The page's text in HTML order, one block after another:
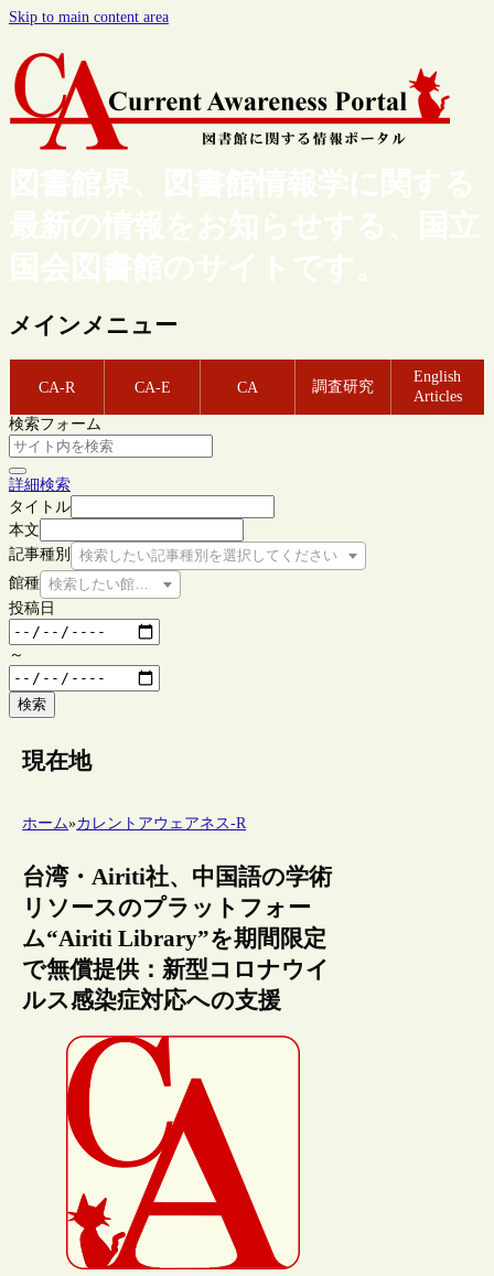
Skip to main content area
図書館界、図書館情報学に関する
最新の情報をお知らせする、国立
国会図書館のサイトです。
メインメニュー
CA-R CA-E CA 調査研究
English
Articles
検索フォーム
詳細検索
タイトル
本文
記事種別
検索したい記事種別を選択してください
館種 検索したい館種を選択してください
投稿日
～
検索
現在地
ホーム»カレントアウェアネス-R
台湾・Airiti社、中国語の学術
リソースのプラットフォー
ム“Airiti Library”を期間限定
で無償提供：新型コロナウイ
ルス感染症対応への支援